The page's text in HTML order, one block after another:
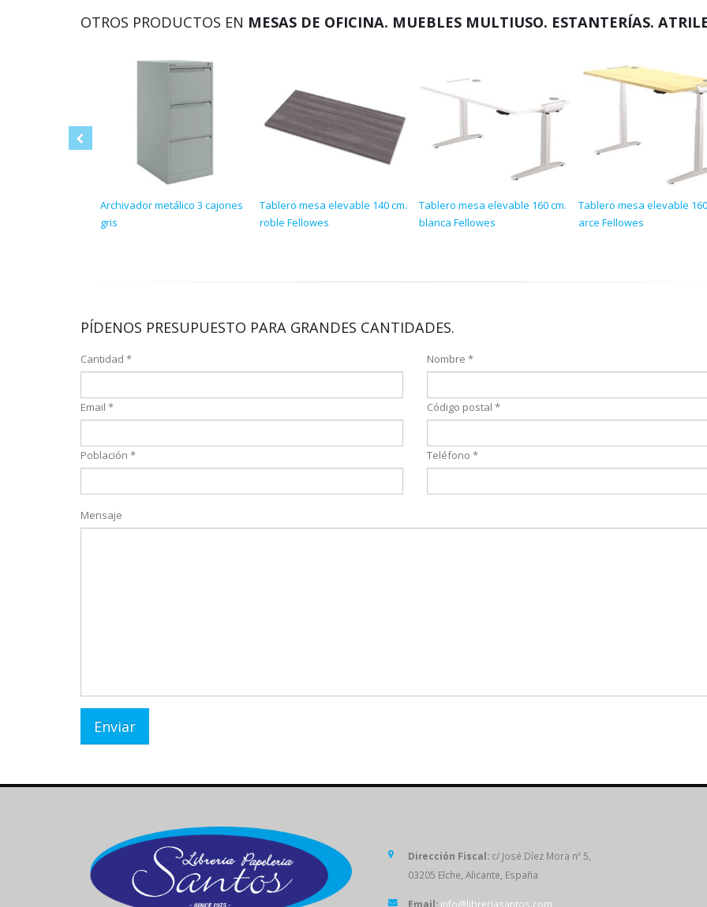
OTROS PRODUCTOS EN MESAS DE OFICINA. MUEBLES MULTIUSO. ESTANTERÍAS.
Archivador metálico 3 cajones
gris
Tablero mesa elevable 140 cm.
roble Fellowes
Tablero mesa elevable 160 cm.
blanca Fellowes
Tablero mesa elevable
arce Fellowes
PÍDENOS PRESUPUESTO PARA GRANDES CANTIDADES.
Cantidad * Nombre *
Email * Código postal *
Población * Teléfono *
Mensaje
Dirección Fiscal: c/ José Díez Mora nº 5,
03205 Elche, Alicante, España
Email: info@libreriasantos.com